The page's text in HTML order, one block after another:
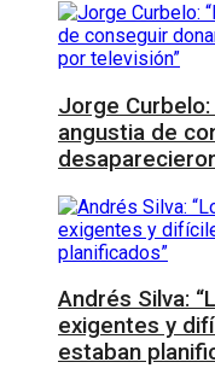
Jorge
angustia de
Andrés Silva:
exigentes y
estaban